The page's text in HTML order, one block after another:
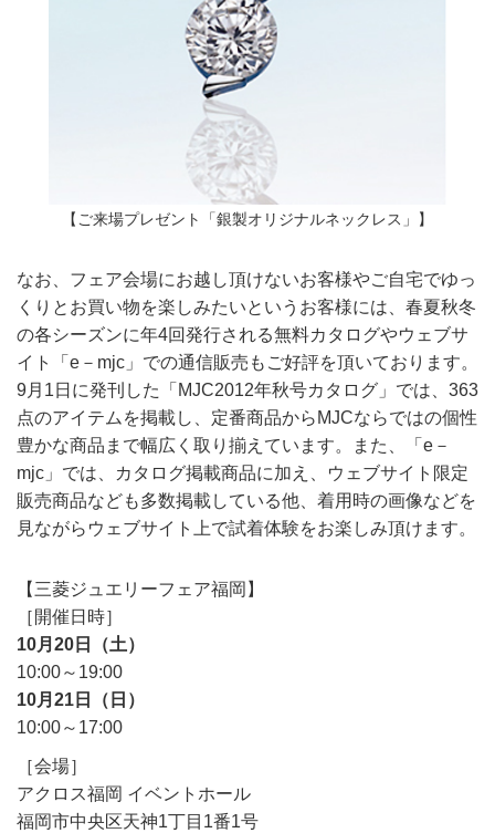
【ご来場プレゼント「銀製オリジナルネックレス」】
なお、フェア会場にお越し頂けないお客様やご自宅でゆっ
くりとお買い物を楽しみたいというお客様には、春夏秋冬
の各シーズンに年4回発行される無料カタログやウェブサ
イト「e－mjc」での通信販売もご好評を頂いております。
9月1日に発刊した「MJC2012年秋号カタログ」では、363
点のアイテムを掲載し、定番商品からMJCならではの個性
豊かな商品まで幅広く取り揃えています。また、「e－
mjc」では、カタログ掲載商品に加え、ウェブサイト限定
販売商品なども多数掲載している他、着用時の画像などを
見ながらウェブサイト上で試着体験をお楽しみ頂けます。
【三菱ジュエリーフェア福岡】
［開催日時］
10月20日（土）
10:00～19:00
10月21日（日）
10:00～17:00
［会場］
アクロス福岡 イベントホール
福岡市中央区天神1丁目1番1号